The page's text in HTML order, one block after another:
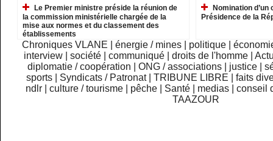
Le Premier ministre préside la réunion de
la commission ministérielle chargée de la
mise aux normes et du classement des
établissements
Nomination d’un
Présidence de la
Chroniques VLANE énergie / mines politique
interview
|société |communiqué |droits de l'homme |
diplomatie / coopération
ONG / associations justice
sports
Syndicats / Patronat TRIBUNE LIBRE
faits
ndlr
|culture / tourisme pêche Santé medias |conseil
TAAZOUR